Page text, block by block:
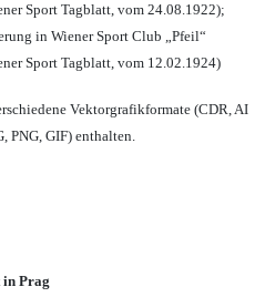
Sport Tagblatt, vom 24.08.1922);
in Wiener Sport Club „Pfeil“
Sport Tagblatt, vom 12.02.1924)
Vektorgrafikformate (CDR, AI
PNG, GIF) enthalten.
Prag